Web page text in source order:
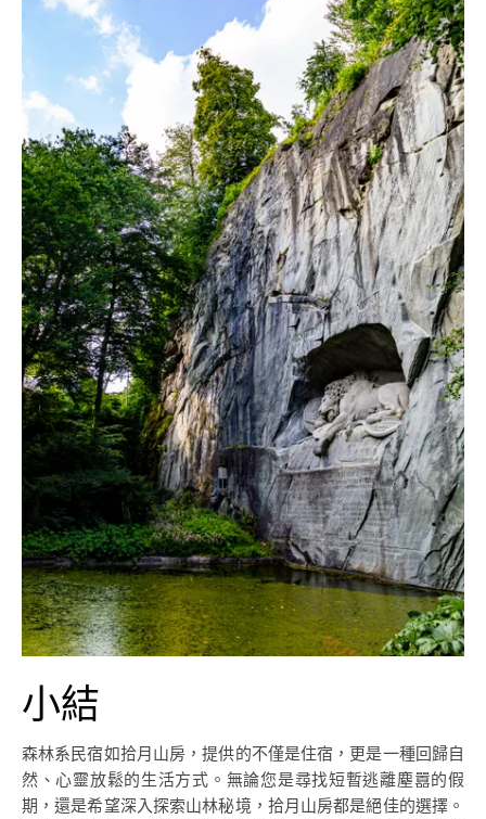
小結
森林系民宿如拾月山房，提供的不僅是住宿，更是一種回歸自
然、心靈放鬆的生活方式。無論您是尋找短暫逃離塵囂的假
期，還是希望深入探索山林秘境，拾月山房都是絕佳的選擇。